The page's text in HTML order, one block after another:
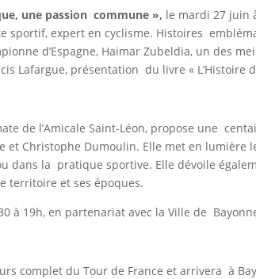
une passion commune », le mardi 27 juin
sportif, expert en cyclisme. Histoires
d’Espagne, Haimar Zubeldia, un des
Lafargue, présentation du livre « L’Histoire
de l’Amicale Saint-Léon, propose une
et Christophe Dumoulin. Elle met en lumière
dans la pratique sportive. Elle dévoile
territoire et ses époques.
à 19h, en partenariat avec la Ville de
complet du Tour de France et arrivera à